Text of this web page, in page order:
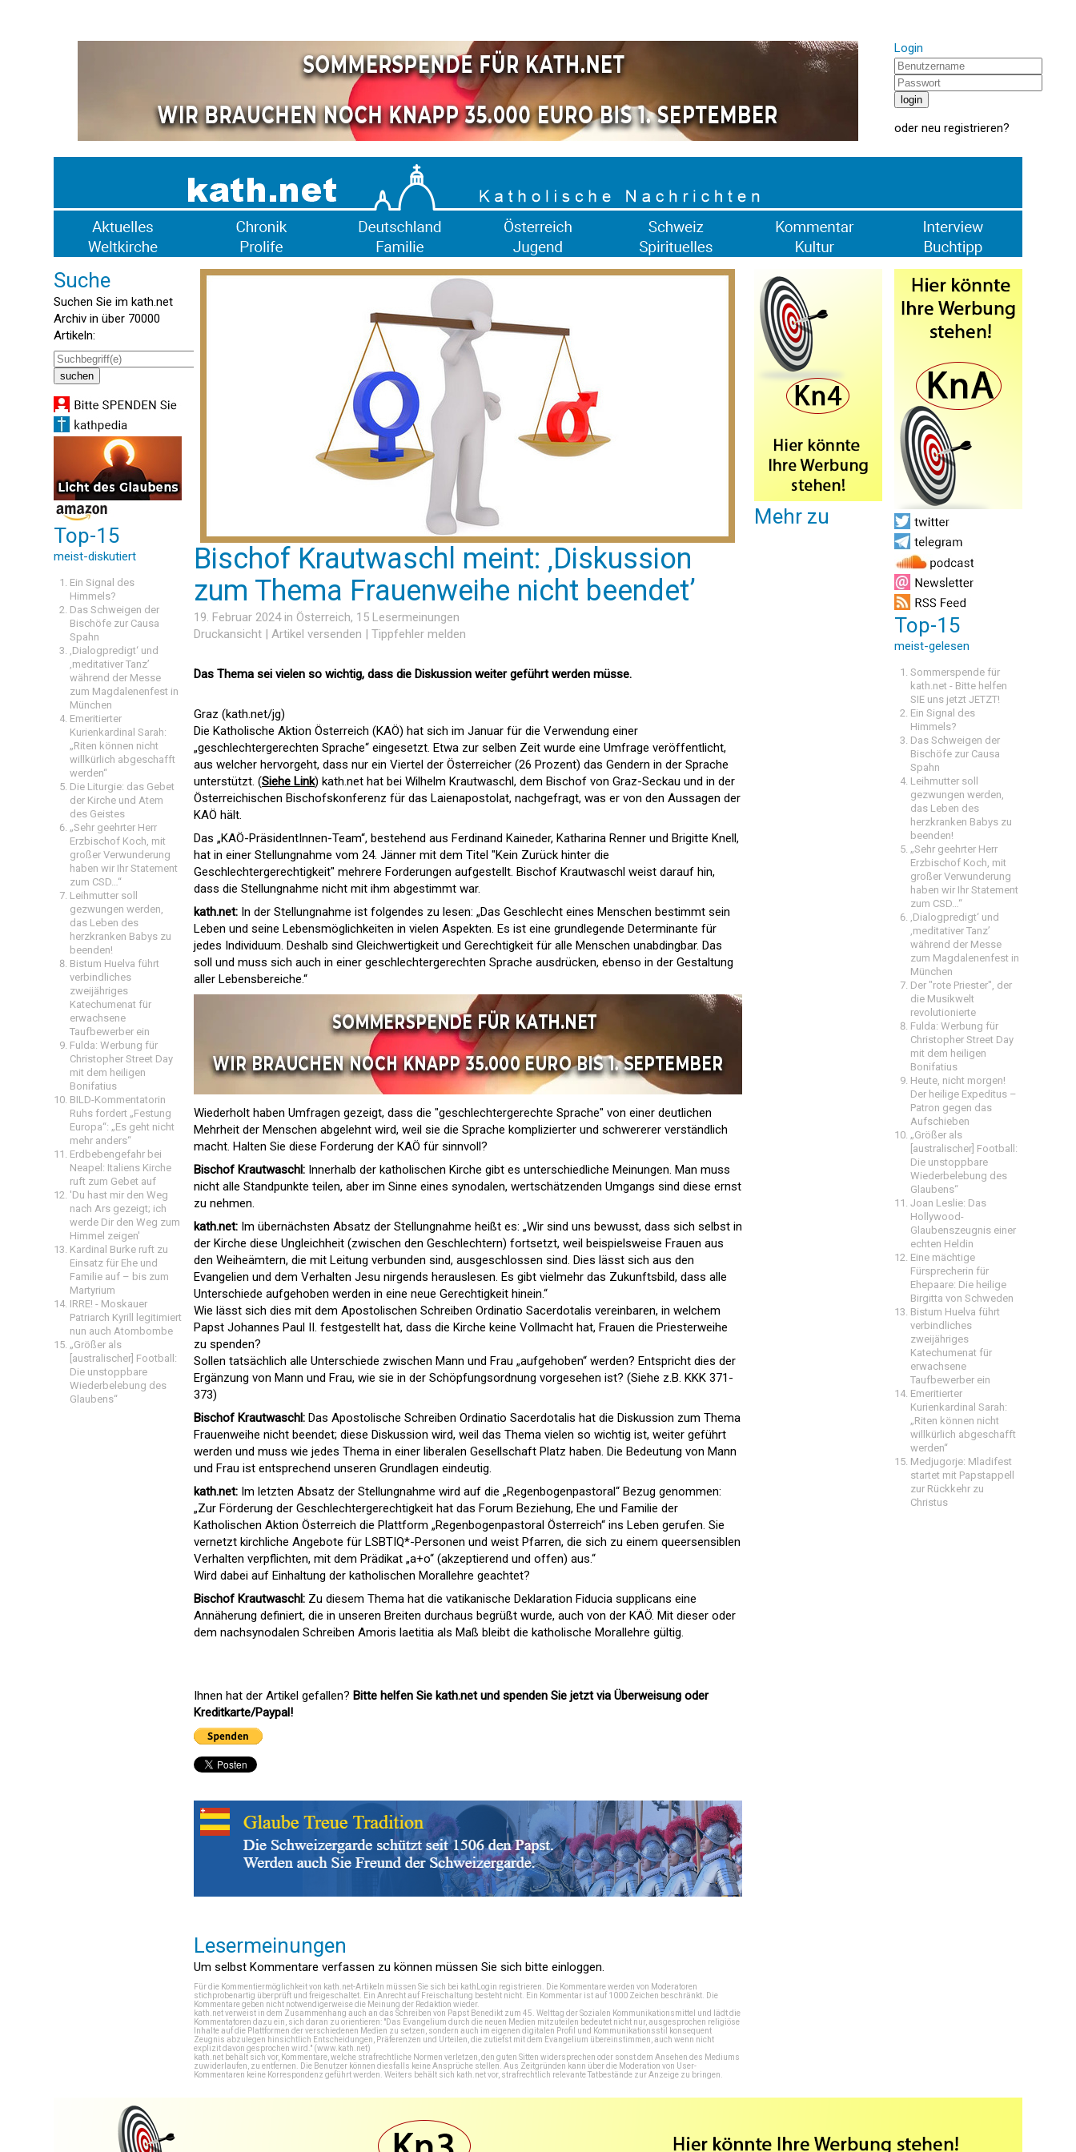
Login
oder neu registrieren?
Suche
Suchen Sie im kath.net
Archiv in über 70000
Artikeln:
Top-15
meist-diskutiert
Ein Signal des
Himmels?
Das Schweigen der
Bischöfe zur Causa
Spahn
‚Dialogpredigt‘ und
‚meditativer Tanz’
während der Messe
zum Magdalenenfest in
München
Emeritierter
Kurienkardinal Sarah:
„Riten können nicht
willkürlich abgeschafft
werden“
Die Liturgie: das Gebet
der Kirche und Atem
des Geistes
„Sehr geehrter Herr
Erzbischof Koch, mit
großer Verwunderung
haben wir Ihr Statement
zum CSD…“
Leihmutter soll
gezwungen werden,
das Leben des
herzkranken Babys zu
beenden!
Bistum Huelva führt
verbindliches
zweijähriges
Katechumenat für
erwachsene
Taufbewerber ein
Fulda: Werbung für
Christopher Street Day
mit dem heiligen
Bonifatius
BILD-Kommentatorin
Ruhs fordert „Festung
Europa“: „Es geht nicht
mehr anders“
Erdbebengefahr bei
Neapel: Italiens Kirche
ruft zum Gebet auf
'Du hast mir den Weg
nach Ars gezeigt; ich
werde Dir den Weg zum
Himmel zeigen'
Kardinal Burke ruft zu
Einsatz für Ehe und
Familie auf – bis zum
Martyrium
IRRE! - Moskauer
Patriarch Kyrill legitimiert
nun auch Atombombe
„Größer als
[australischer] Football:
Die unstoppbare
Wiederbelebung des
Glaubens“
Bischof Krautwaschl meint: ‚Diskussion
zum Thema Frauenweihe nicht beendet’
19. Februar 2024 in Österreich, 15 Lesermeinungen
Druckansicht | Artikel versenden | Tippfehler melden
Das Thema sei vielen so wichtig, dass die Diskussion weiter geführt werden müsse.
Graz (kath.net/jg)
Die Katholische Aktion Österreich (KAÖ) hat sich im Januar für die Verwendung einer
„geschlechtergerechten Sprache“ eingesetzt. Etwa zur selben Zeit wurde eine Umfrage veröffentlicht,
aus welcher hervorgeht, dass nur ein Viertel der Österreicher (26 Prozent) das Gendern in der Sprache
unterstützt. (Siehe Link) kath.net hat bei Wilhelm Krautwaschl, dem Bischof von Graz-Seckau und in der
Österreichischen Bischofskonferenz für das Laienapostolat, nachgefragt, was er von den Aussagen der
KAÖ hält.
Das „KAÖ-PräsidentInnen-Team“, bestehend aus Ferdinand Kaineder, Katharina Renner und Brigitte Knell,
hat in einer Stellungnahme vom 24. Jänner mit dem Titel "Kein Zurück hinter die
Geschlechtergerechtigkeit" mehrere Forderungen aufgestellt. Bischof Krautwaschl weist darauf hin,
dass die Stellungnahme nicht mit ihm abgestimmt war.
kath.net: In der Stellungnahme ist folgendes zu lesen: „Das Geschlecht eines Menschen bestimmt sein
Leben und seine Lebensmöglichkeiten in vielen Aspekten. Es ist eine grundlegende Determinante für
jedes Individuum. Deshalb sind Gleichwertigkeit und Gerechtigkeit für alle Menschen unabdingbar. Das
soll und muss sich auch in einer geschlechtergerechten Sprache ausdrücken, ebenso in der Gestaltung
aller Lebensbereiche.“
Wiederholt haben Umfragen gezeigt, dass die "geschlechtergerechte Sprache" von einer deutlichen
Mehrheit der Menschen abgelehnt wird, weil sie die Sprache komplizierter und schwererer verständlich
macht. Halten Sie diese Forderung der KAÖ für sinnvoll?
Bischof Krautwaschl: Innerhalb der katholischen Kirche gibt es unterschiedliche Meinungen. Man muss
nicht alle Standpunkte teilen, aber im Sinne eines synodalen, wertschätzenden Umgangs sind diese ernst
zu nehmen.
kath.net: Im übernächsten Absatz der Stellungnahme heißt es: „Wir sind uns bewusst, dass sich selbst in
der Kirche diese Ungleichheit (zwischen den Geschlechtern) fortsetzt, weil beispielsweise Frauen aus
den Weiheämtern, die mit Leitung verbunden sind, ausgeschlossen sind. Dies lässt sich aus den
Evangelien und dem Verhalten Jesu nirgends herauslesen. Es gibt vielmehr das Zukunftsbild, dass alle
Unterschiede aufgehoben werden in eine neue Gerechtigkeit hinein.“
Wie lässt sich dies mit dem Apostolischen Schreiben Ordinatio Sacerdotalis vereinbaren, in welchem
Papst Johannes Paul II. festgestellt hat, dass die Kirche keine Vollmacht hat, Frauen die Priesterweihe
zu spenden?
Sollen tatsächlich alle Unterschiede zwischen Mann und Frau „aufgehoben“ werden? Entspricht dies der
Ergänzung von Mann und Frau, wie sie in der Schöpfungsordnung vorgesehen ist? (Siehe z.B. KKK 371-
373)
Bischof Krautwaschl: Das Apostolische Schreiben Ordinatio Sacerdotalis hat die Diskussion zum Thema
Frauenweihe nicht beendet; diese Diskussion wird, weil das Thema vielen so wichtig ist, weiter geführt
werden und muss wie jedes Thema in einer liberalen Gesellschaft Platz haben. Die Bedeutung von Mann
und Frau ist entsprechend unseren Grundlagen eindeutig.
kath.net: Im letzten Absatz der Stellungnahme wird auf die „Regenbogenpastoral“ Bezug genommen:
„Zur Förderung der Geschlechtergerechtigkeit hat das Forum Beziehung, Ehe und Familie der
Katholischen Aktion Österreich die Plattform „Regenbogenpastoral Österreich“ ins Leben gerufen. Sie
vernetzt kirchliche Angebote für LSBTIQ*-Personen und weist Pfarren, die sich zu einem queersensiblen
Verhalten verpflichten, mit dem Prädikat „a+o“ (akzeptierend und offen) aus.“
Wird dabei auf Einhaltung der katholischen Morallehre geachtet?
Bischof Krautwaschl: Zu diesem Thema hat die vatikanische Deklaration Fiducia supplicans eine
Annäherung definiert, die in unseren Breiten durchaus begrüßt wurde, auch von der KAÖ. Mit dieser oder
dem nachsynodalen Schreiben Amoris laetitia als Maß bleibt die katholische Morallehre gültig.
Ihnen hat der Artikel gefallen? Bitte helfen Sie kath.net und spenden Sie jetzt via Überweisung oder
Kreditkarte/Paypal!
Lesermeinungen
Um selbst Kommentare verfassen zu können müssen Sie sich bitte einloggen.
Für die Kommentiermöglichkeit von kath.net-Artikeln müssen Sie sich bei kathLogin registrieren . Die Kommentare werden von Moderatoren
stichprobenartig überprüft und freigeschaltet. Ein Anrecht auf Freischaltung besteht nicht. Ein Kommentar ist auf 1000 Zeichen beschränkt. Die
Kommentare geben nicht notwendigerweise die Meinung der Redaktion wieder.
kath.net verweist in dem Zusammenhang auch an das Schreiben von Papst Benedikt zum 45. Welttag der Sozialen Kommunikationsmittel und lädt die
Kommentatoren dazu ein, sich daran zu orientieren: "Das Evangelium durch die neuen Medien mitzuteilen bedeutet nicht nur, ausgesprochen religiöse
Inhalte auf die Plattformen der verschiedenen Medien zu setzen, sondern auch im eigenen digitalen Profil und Kommunikationsstil konsequent
Zeugnis abzulegen hinsichtlich Entscheidungen, Präferenzen und Urteilen, die zutiefst mit dem Evangelium übereinstimmen, auch wenn nicht
explizit davon gesprochen wird." (www.kath.net)
kath.net behält sich vor, Kommentare, welche strafrechtliche Normen verletzen, den guten Sitten widersprechen oder sonst dem Ansehen des Mediums
zuwiderlaufen, zu entfernen. Die Benutzer können diesfalls keine Ansprüche stellen. Aus Zeitgründen kann über die Moderation von User-
Kommentaren keine Korrespondenz geführt werden. Weiters behält sich kath.net vor, strafrechtlich relevante Tatbestände zur Anzeige zu bringen.
Mehr zu
Top-15
meist-gelesen
Sommerspende für
kath.net - Bitte helfen
SIE uns jetzt JETZT!
Ein Signal des
Himmels?
Das Schweigen der
Bischöfe zur Causa
Spahn
Leihmutter soll
gezwungen werden,
das Leben des
herzkranken Babys zu
beenden!
„Sehr geehrter Herr
Erzbischof Koch, mit
großer Verwunderung
haben wir Ihr Statement
zum CSD…“
‚Dialogpredigt‘ und
‚meditativer Tanz’
während der Messe
zum Magdalenenfest in
München
Der "rote Priester", der
die Musikwelt
revolutionierte
Fulda: Werbung für
Christopher Street Day
mit dem heiligen
Bonifatius
Heute, nicht morgen!
Der heilige Expeditus –
Patron gegen das
Aufschieben
„Größer als
[australischer] Football:
Die unstoppbare
Wiederbelebung des
Glaubens“
Joan Leslie: Das
Hollywood-
Glaubenszeugnis einer
echten Heldin
Eine mächtige
Fürsprecherin für
Ehepaare: Die heilige
Birgitta von Schweden
Bistum Huelva führt
verbindliches
zweijähriges
Katechumenat für
erwachsene
Taufbewerber ein
Emeritierter
Kurienkardinal Sarah:
„Riten können nicht
willkürlich abgeschafft
werden“
Medjugorje: Mladifest
startet mit Papstappell
zur Rückkehr zu
Christus